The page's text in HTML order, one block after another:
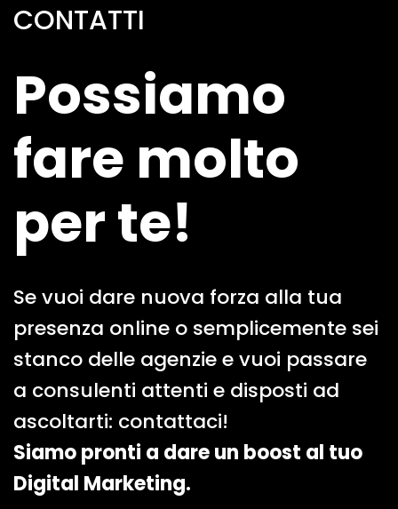
CONTATTI
Possiamo
fare molto
per te!
Se vuoi dare nuova forza alla tua
presenza online o semplicemente sei
stanco delle agenzie e vuoi passare
a consulenti attenti e disposti ad
ascoltarti: contattaci!
Siamo pronti a dare un boost al tuo
Digital Marketing.